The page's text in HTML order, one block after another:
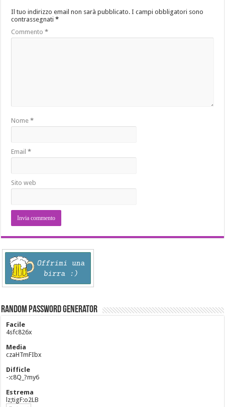
Il tuo indirizzo email non sarà pubblicato. I campi obbligatori sono
contrassegnati*
Commento*
Nome*
Email*
Sito web
Random Password Generator
Facile
4sfc826x
Media
czaHTmFIbx
Difficle
-:c8Q_?my6
Estrema
lz;tigF:o2LB